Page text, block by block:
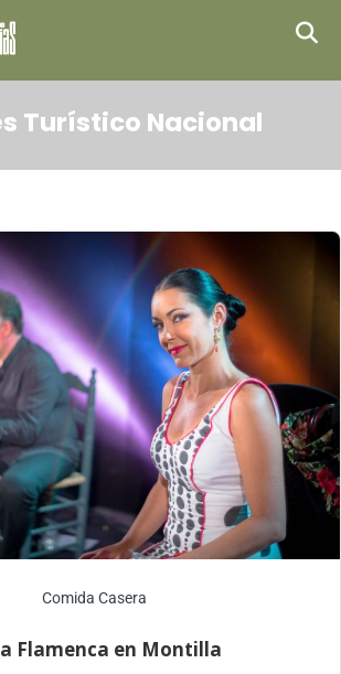
Turístico Nacional
Comida Casera
Flamenca en Montilla